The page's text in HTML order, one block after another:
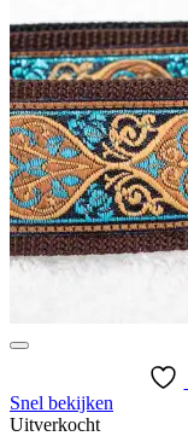
Snel bekijken
Uitverkocht